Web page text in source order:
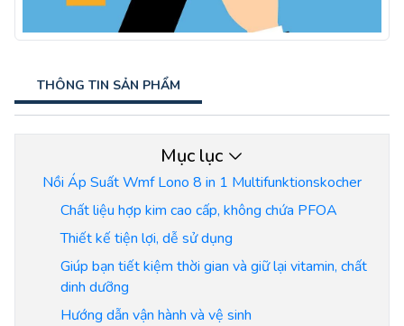
THÔNG TIN SẢN PHẨM
Mục lục
Nồi Áp Suất Wmf Lono 8 in 1 Multifunktionskocher
Chất liệu hợp kim cao cấp, không chứa PFOA
Thiết kế tiện lợi, dễ sử dụng
Giúp bạn tiết kiệm thời gian và giữ lại vitamin, chất
dinh dưỡng
Hướng dẫn vận hành và vệ sinh